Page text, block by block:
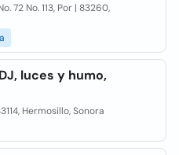
72 No. 113, Por | 83260,
luces y humo,
Hermosillo, Sonora